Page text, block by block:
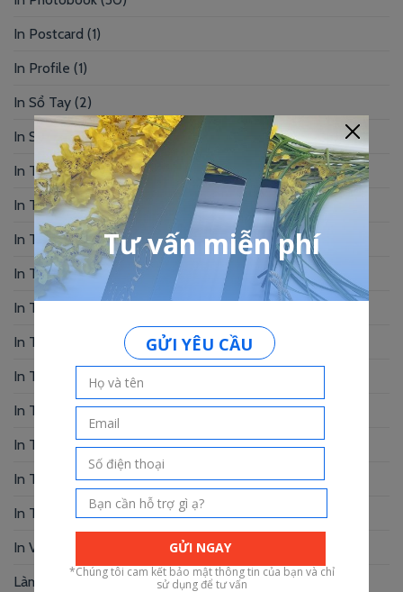
In Postcard (1)
In Profile (1)
In Sổ Tay (2)
In Standee – PP(2)
In Tag Treo(7)
In Thẻ Bài(2)
In Thẻ Nhân Viên(3)
In Thẻ Nhựa(34)
In Thiệp Chúc Mừng
In Thiệp Cưới
In Thiệp Mời (6)
In Tờ Rơi
(1)
In Tranh
(3)
In Truyện Tranh(4)
In Túi Giấy(10)
In Voucher
Làm Hộp Đựng(30)